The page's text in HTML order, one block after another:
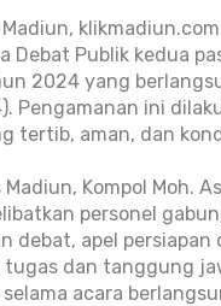
Debat Publik kedua
2024 yang
Pengamanan ini
tertib, aman, dan
Madiun, Kompol Moh.
personel
debat, apel
tugas dan tanggung
acara